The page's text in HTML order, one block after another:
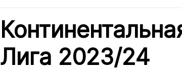
Лига 2023/24